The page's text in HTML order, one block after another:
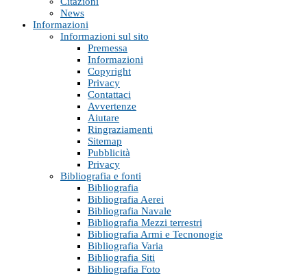
News
Informazioni
Informazioni sul sito
Premessa
Informazioni
Copyright
Privacy
Contattaci
Avvertenze
Aiutare
Ringraziamenti
Sitemap
Pubblicità
Privacy
Bibliografia e fonti
Bibliografia
Bibliografia Aerei
Bibliografia Navale
Bibliografia Mezzi terrestri
Bibliografia Armi e Tecnonogie
Bibliografia Varia
Bibliografia Siti
Bibliografia Foto